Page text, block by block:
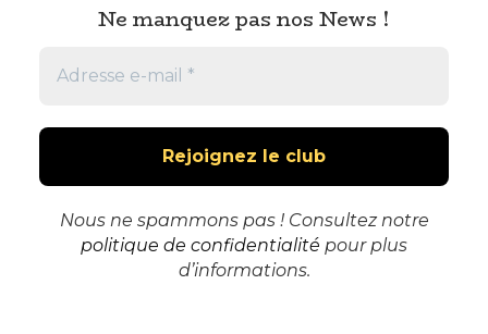
Ne manquez pas nos News !
Nous ne spammons pas ! Consultez notre
politique de confidentialité pour plus
d’informations.